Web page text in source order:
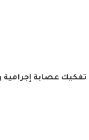
تفكيك عصابة إجرامية